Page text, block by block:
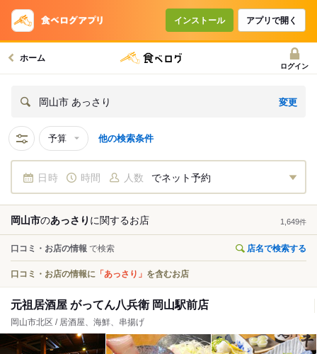
インストール アプリで開く
ホーム
ログイン
岡山市 あっさり 変更
予算 他の検索条件
日時 時間 人数 でネット予約
岡山市のあっさり に関するお店 1,649件
口コミ・お店の情報 で検索 店名で検索する
口コミ・お店の情報に 「あっさり」 を含むお店
元祖居酒屋 がってん八兵衛 岡山駅前店
岡山市北区 / 居酒屋、海鮮、串揚げ